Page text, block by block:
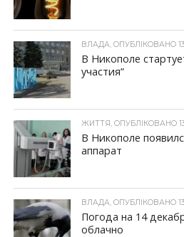
ВЛАДА, ОПУБЛІКОВАНО
В Никополе
участия”
ЖИТТЯ, ОПУБЛІКОВАНО
В Никополе
аппарат
ВЛАДА, ОПУБЛІКОВАНО
Погода на 14
облачно